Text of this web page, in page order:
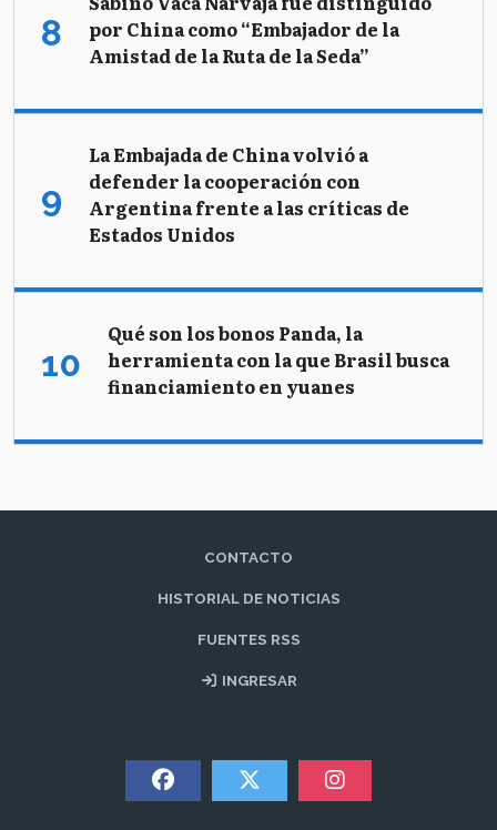
por China como “Embajador de la
Amistad de la Ruta de la Seda”
La Embajada de China volvió a
defender la cooperación con
Argentina frente a las críticas de
Estados Unidos
Qué son los bonos Panda, la
herramienta con la que Brasil busca
financiamiento en yuanes
CONTACTO
HISTORIAL DE NOTICIAS
FUENTES RSS
INGRESAR